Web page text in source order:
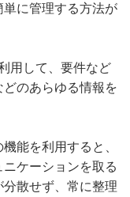
に管理する方法が
用して、要件など
のあらゆる情報を
能を利用すると、
ケーションを取る
散せず、常に整理